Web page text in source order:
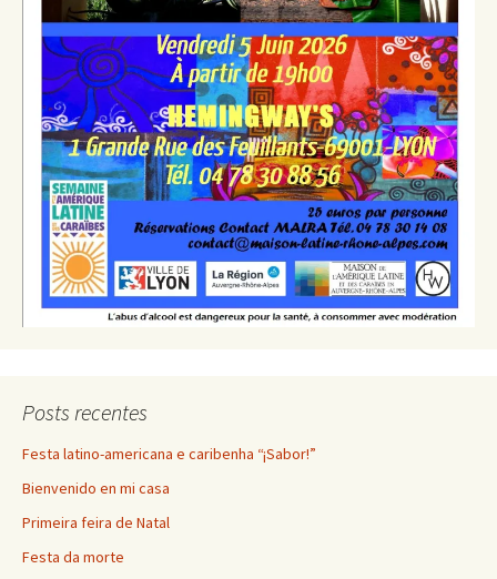
Posts recentes
Festa latino-americana e caribenha “¡Sabor!”
Bienvenido en mi casa
Primeira feira de Natal
Festa da morte